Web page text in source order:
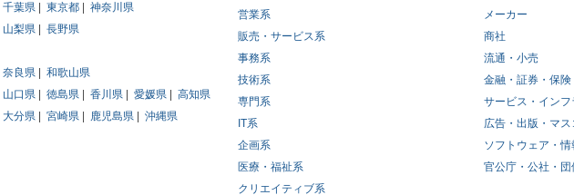
千葉県 東京都
神奈川県
山梨県
長野県
奈良県
和歌山県
山口県 徳島県 香川県 愛媛県
高知県
大分県 宮崎県 鹿児島県
沖縄県
営業系
販売・サービス系
事務系
技術系
専門系
IT系
企画系
医療・福祉系
クリエイティブ系
メーカー
商社
流通・小売
金融・証券・保険
サービス・インフ
広告・出版・マ
ソフトウェア・情
官公庁・公社・団